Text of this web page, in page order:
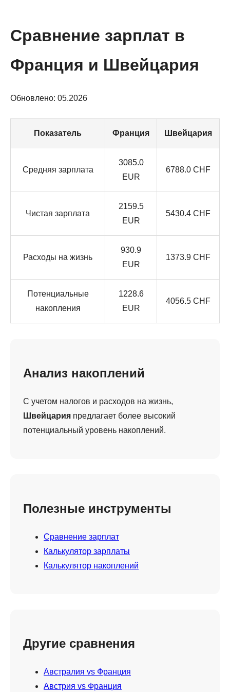
Сравнение зарплат в
Франция и Швейцария
Обновлено: 05.2026
Показатель Франция Швейцария
Средняя зарплата
3085.0
EUR
6788.0 CHF
Чистая зарплата
2159.5
EUR
5430.4 CHF
Расходы на жизнь
930.9
EUR
1373.9 CHF
Потенциальные
накопления
1228.6
EUR
4056.5 CHF
Анализ накоплений
С учетом налогов и расходов на жизнь,
Швейцария предлагает более высокий
потенциальный уровень накоплений.
Полезные инструменты
Сравнение зарплат
Калькулятор зарплаты
Калькулятор накоплений
Другие сравнения
Австралия vs Франция
Австрия vs Франция